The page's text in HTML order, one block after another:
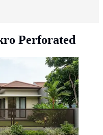
Perforated
(AI Generated)